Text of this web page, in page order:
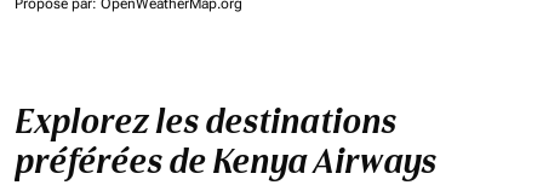
Proposé par: OpenWeatherMap.org
Explorez les destinations
préférées de Kenya Airways